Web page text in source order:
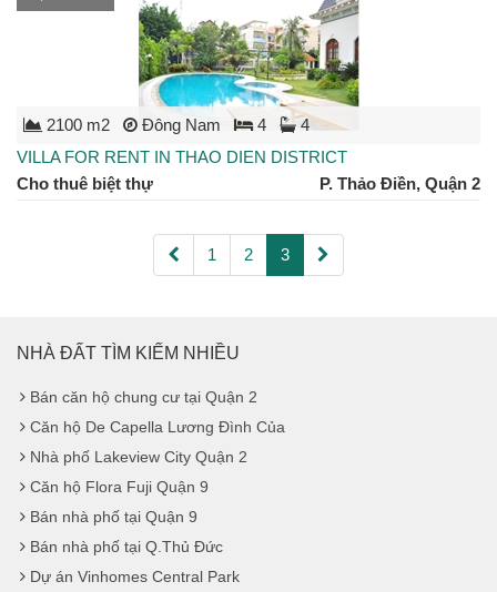
2100 m2 Đông Nam 4 4
VILLA FOR RENT IN THAO DIEN DISTRICT
Cho thuê biệt thự
P. Thảo Điền, Quận 2
1 2 3
NHÀ ĐẤT TÌM KIẾM NHIỀU
Bán căn hộ chung cư tại Quận 2
Căn hộ De Capella Lương Đình Của
Nhà phố Lakeview City Quận 2
Căn hộ Flora Fuji Quận 9
Bán nhà phố tại Quận 9
Bán nhà phố tại Q.Thủ Đức
Dự án Vinhomes Central Park